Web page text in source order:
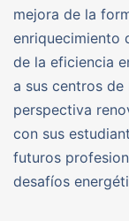
mejora de la
enriquecimiento
de la eficiencia
a sus centros de
perspectiva
con sus
futuros
desafíos